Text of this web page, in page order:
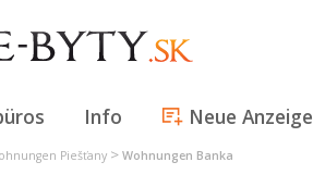
Info Neue Anzeige
Piešťany > Wohnungen Banka